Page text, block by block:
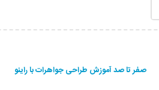
صفر تا صد آموزش طراحی جواهرات با راینو